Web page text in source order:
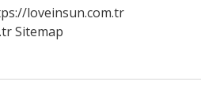
loveinsun.com.tr
Sitemap